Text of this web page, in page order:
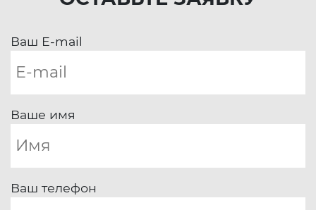
Ваш E-mail
Ваше имя
Ваш телефон